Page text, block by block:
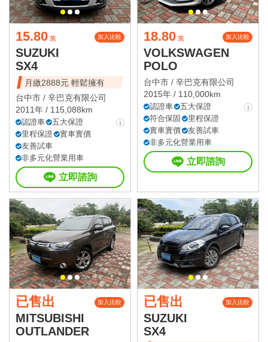
15.80 萬 加入比較
SUZUKI
SX4
月繳2888元 輕鬆擁有
台中市 / 辛巴克有限公司
2011年 / 115,088km
認證車
五大保證
里程保證
實車實價
友善試車
非多元化營業用車
立即諮詢
18.80 萬 加入比較
VOLKSWAGEN
POLO
台中市 / 辛巴克有限公司
2015年 / 110,000km
認證車
五大保證
符合保固
里程保證
實車實價
友善試車
非多元化營業用車
立即諮詢
已售出 加入比較
MITSUBISHI
OUTLANDER
已售出 加入比較
SUZUKI
SX4